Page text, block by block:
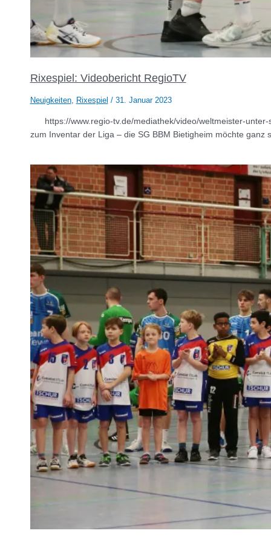
Rixespiel: Videobericht RegioTV
Neuigkeiten, Rixespiel / 31. Januar 2023
https://www.regio-tv.de/mediathek/video/weltmeister-
zum Inventar der Liga – die SG BBM Bietigheim möchte